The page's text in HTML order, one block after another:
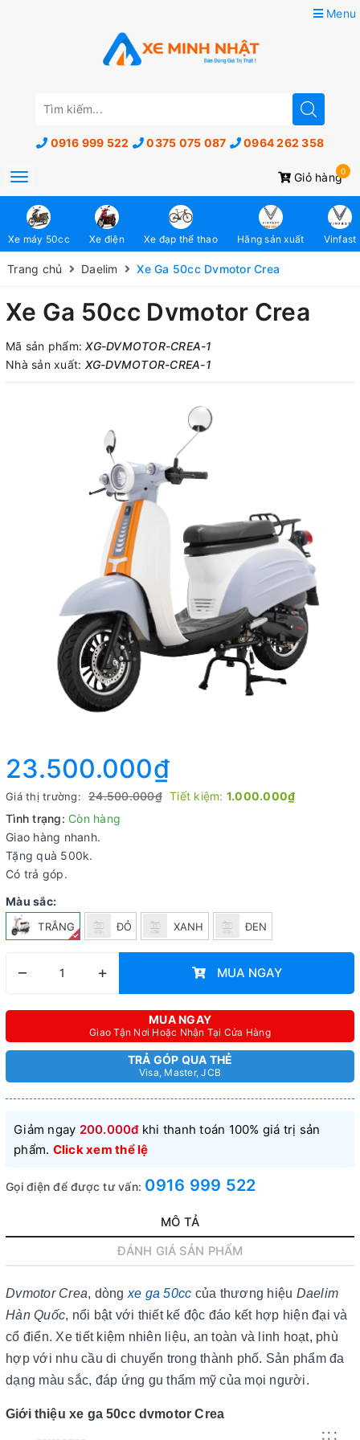
Menu
0916 999 522 0375 075 087 0964 262 358
Giỏ hàng0
Toggle
navigation
Xe máy 50cc Xe điện Xe đạp thể thao Hãng sản xuất Vinfast
Trang chủ Daelim Xe Ga 50cc Dvmotor Crea
Xe Ga 50cc Dvmotor Crea
Mã sản phẩm:XG-DVMOTOR-CREA-1
Nhà sản xuất: XG-DVMOTOR-CREA-1
23.500.000₫
Giá thị trường: 24.500.000₫ Tiết kiệm: 1.000.000₫
Tình trạng: Còn hàng
Giao hàng nhanh.
Tặng quà 500k.
Có trả góp.
Màu sắc:
TRẮNG ĐỎ XANH ĐEN
– + MUA NGAY
MUA NGAY
Giao Tận Nơi Hoặc Nhận Tại Cửa Hàng
TRẢ GÓP QUA THẺ
Visa, Master, JCB
Giảm ngay 200.000đkhi thanh toán 100% giá trị sản
phẩm. Click xem thể lệ
Gọi điện để được tư vấn: 0916 999 522
MÔ TẢ
ĐÁNH GIÁ SẢN PHẨM
Dvmotor Crea, dòng xe ga 50cc của thương hiệu Daelim
Hàn Quốc, nổi bật với thiết kế độc đáo kết hợp hiện đại và
cổ điển. Xe tiết kiệm nhiên liệu, an toàn và linh hoạt, phù
hợp với nhu cầu di chuyển trong thành phố. Sản phẩm đa
dạng màu sắc, đáp ứng gu thẩm mỹ của mọi người.
Giới thiệu xe ga 50cc dvmotor Crea